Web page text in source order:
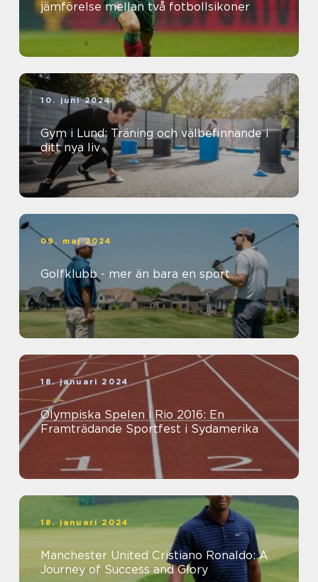
jämförelse mellan två fotbollsikoner
10. juni 2024
Gym i Lund: Träning och välbefinnande i
ditt nya liv
09. maj 2024
Golfklubb - mer än bara en sport
18. januari 2024
Olympiska Spelen i Rio 2016: En
Framträdande Sportfest i Sydamerika
18. januari 2024
Manchester United Cristiano Ronaldo: A
Journey of Success and Glory